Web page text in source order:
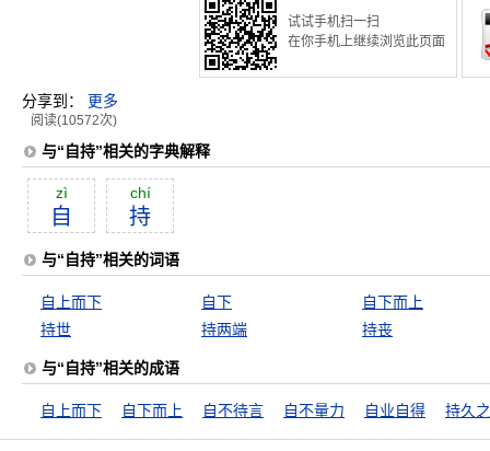
试试手机扫一扫
在你手机上继续浏览此页面
分享到： 更多
阅读(10572次)
与“自持”相关的字典解释
zì
自
chí
持
与“自持”相关的词语
自上而下 自下
自下而上
持世
持两端 持丧
与“自持”相关的成语
自上而下 自下而上 自不待言 自不量力 自业自得 持久